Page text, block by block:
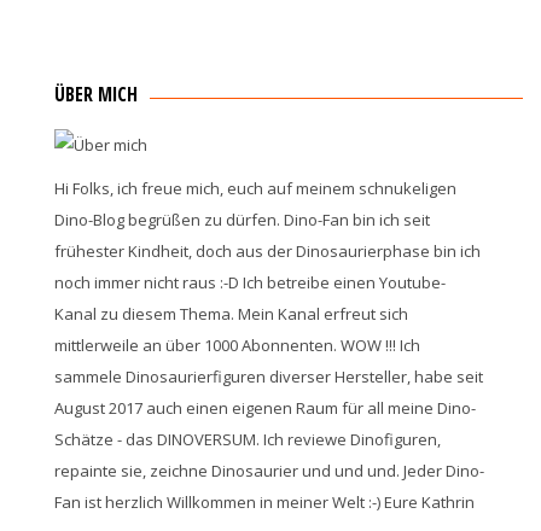
ÜBER MICH
Hi Folks, ich freue mich, euch auf meinem schnukeligen
Dino-Blog begrüßen zu dürfen. Dino-Fan bin ich seit
frühester Kindheit, doch aus der Dinosaurierphase bin ich
noch immer nicht raus :-D Ich betreibe einen Youtube-
Kanal zu diesem Thema. Mein Kanal erfreut sich
mittlerweile an über 1000 Abonnenten. WOW !!! Ich
sammele Dinosaurierfiguren diverser Hersteller, habe seit
August 2017 auch einen eigenen Raum für all meine Dino-
Schätze - das DINOVERSUM. Ich reviewe Dinofiguren,
repainte sie, zeichne Dinosaurier und und und. Jeder Dino-
Fan ist herzlich Willkommen in meiner Welt :-) Eure Kathrin